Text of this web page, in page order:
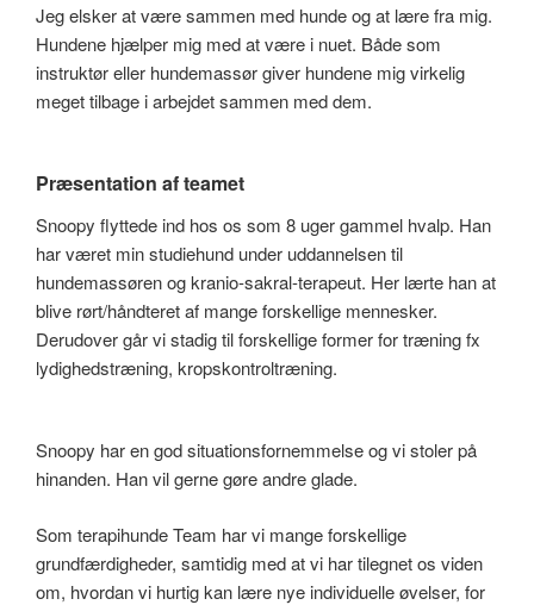
Jeg elsker at være sammen med hunde og at lære fra mig.
Hundene hjælper mig med at være i nuet. Både som
instruktør eller hundemassør giver hundene mig virkelig
meget tilbage i arbejdet sammen med dem.
Præsentation af teamet
Snoopy flyttede ind hos os som 8 uger gammel hvalp. Han
har været min studiehund under uddannelsen til
hundemassøren og kranio-sakral-terapeut. Her lærte han at
blive rørt/håndteret af mange forskellige mennesker.
Derudover går vi stadig til forskellige former for træning fx
lydighedstræning, kropskontroltræning.
Snoopy har en god situationsfornemmelse og vi stoler på
hinanden. Han vil gerne gøre andre glade.
Som terapihunde Team har vi mange forskellige
grundfærdigheder, samtidig med at vi har tilegnet os viden
om, hvordan vi hurtig kan lære nye individuelle øvelser, for